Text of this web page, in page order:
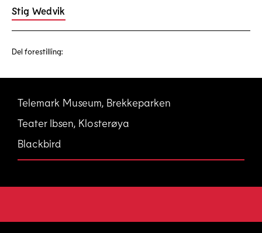
Stig Wedvik
Del forestilling:
Telemark Museum, Brekkeparken
Teater Ibsen, Klosterøya
Blackbird